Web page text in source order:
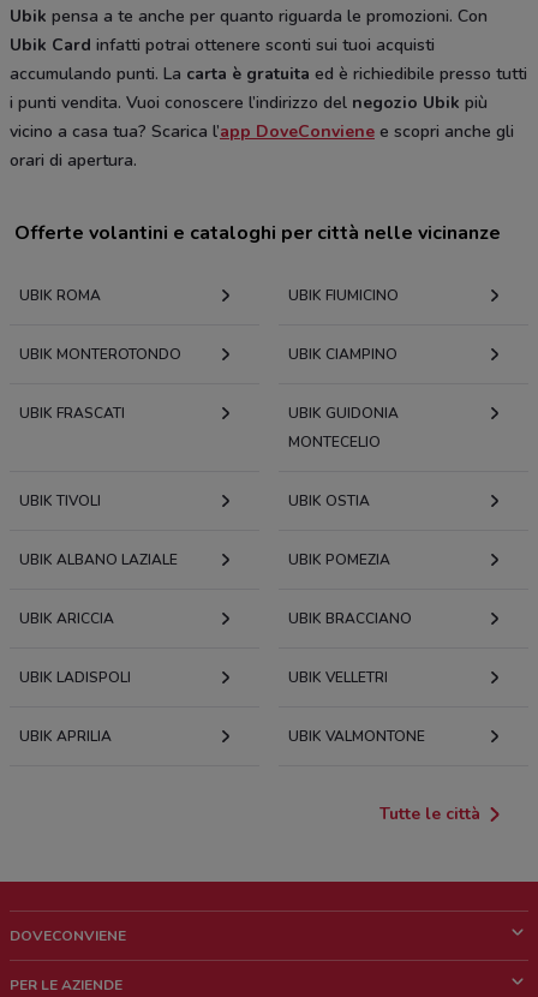
Ubik pensa a te anche per quanto riguarda le promozioni. Con
Ubik Card infatti potrai ottenere sconti sui tuoi acquisti
accumulando punti. La carta è gratuita ed è richiedibile presso tutti
i punti vendita. Vuoi conoscere l’indirizzo del negozio Ubik più
vicino a casa tua? Scarica l’app DoveConviene e scopri anche gli
orari di apertura.
Offerte volantini e cataloghi per città nelle vicinanze
UBIK ROMA UBIK FIUMICINO
UBIK MONTEROTONDO UBIK CIAMPINO
UBIK FRASCATI
UBIK GUIDONIA
MONTECELIO
UBIK TIVOLI UBIK OSTIA
UBIK ALBANO LAZIALE UBIK POMEZIA
UBIK ARICCIA UBIK BRACCIANO
UBIK LADISPOLI UBIK VELLETRI
UBIK APRILIA UBIK VALMONTONE
Tutte le città
DOVECONVIENE
PER LE AZIENDE